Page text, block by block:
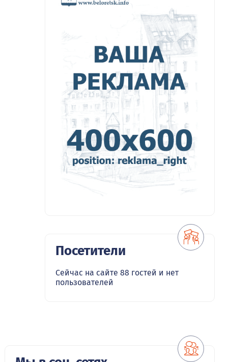
Посетители
Сейчас на сайте 88 гостей и нет
пользователей